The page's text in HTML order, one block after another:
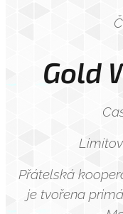
Gold
Přátelská
je tvořena